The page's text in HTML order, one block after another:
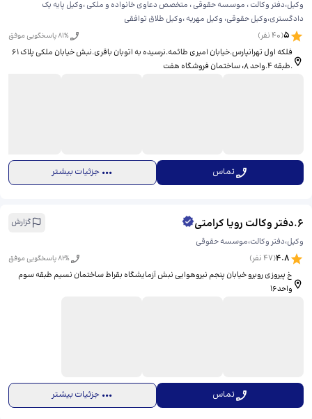
وکیل،دفتر وکالت ، موسسه حقوقی ، متخصص دعاوی خانواده و ملکی ،وکیل پایه یک
دادگستری،وکیل حقوقی، وکیل مهریه ،وکیل طلاق توافقی
5
(
40نفر) 81% پاسخگویی موفق
فلکه اول تهرانپارس.خیابان امیری طائمه.نرسیده به اتوبان باقری.نبش خیابان ملکی پلاک ۶۱
.طبقه ۴.واحد ۸، ​ساختمان فروشگاه هفت
تماس جزئیات بیشتر
6
.دفتر وکالت رویا کرامتی
گزارش
وکیل،دفتر وکالت،موسسه حقوقی
4.8
(
47نفر) 82% پاسخگویی موفق
خ پیروزی روبرو خیابان پنجم نیروهوایی نبش آزمایشگاه بقراط ساختمان نسیم طبقه سوم
واحد۱۶
تماس جزئیات بیشتر